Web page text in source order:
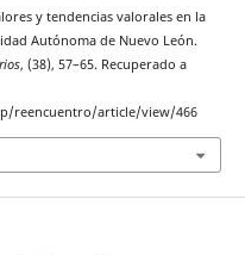
y tendencias valorales en la
Autónoma de Nuevo León.
, (38), 57–65. Recuperado a
reencuentro/article/view/466